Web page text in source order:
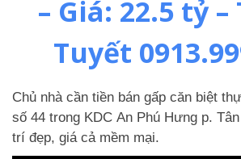
– Giá: 22.5 tỷ
Tuyết
Chủ nhà cần tiền bán gấp căn biệt
số 44 trong KDC An Phú Hưng p.
trí đẹp, giá cả mềm mại.